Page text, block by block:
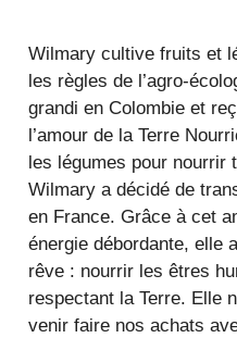
Wilmary cultive fruits et
les règles de l’agro-
grandi en Colombie et
l’amour de la Terre
les légumes pour nourrir
Wilmary a décidé de
en France. Grâce à cet
énergie débordante, elle
rêve : nourrir les êtres
respectant la Terre. Elle
venir faire nos achats